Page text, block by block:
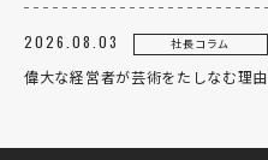
2026.08.03 社長コラム
偉大な経営者が芸術をたしなむ理由